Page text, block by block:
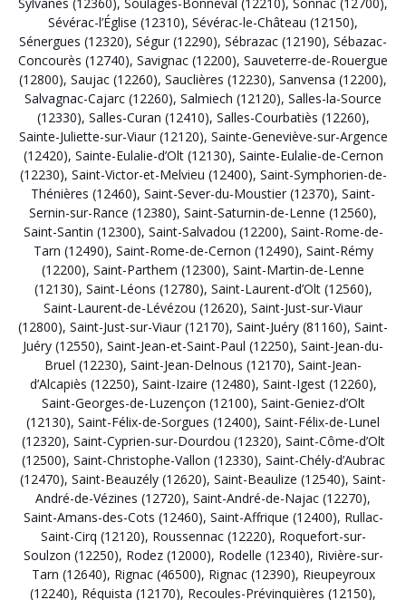
Sévérac-l’Église (12310), Sévérac-le-Château (12150),
Sénergues (12320), Ségur (12290), Sébrazac (12190), Sébazac-
Concourès (12740), Savignac (12200), Sauveterre-de-Rouergue
(12800), Saujac (12260), Sauclières (12230), Sanvensa (12200),
Salvagnac-Cajarc (12260), Salmiech (12120), Salles-la-Source
(12330), Salles-Curan (12410), Salles-Courbatiès (12260),
Sainte-Juliette-sur-Viaur (12120), Sainte-Geneviève-sur-Argence
(12420), Sainte-Eulalie-d’Olt (12130), Sainte-Eulalie-de-Cernon
(12230), Saint-Victor-et-Melvieu (12400), Saint-Symphorien-de-
Thénières (12460), Saint-Sever-du-Moustier (12370), Saint-
Sernin-sur-Rance (12380), Saint-Saturnin-de-Lenne (12560),
Saint-Santin (12300), Saint-Salvadou (12200), Saint-Rome-de-
Tarn (12490), Saint-Rome-de-Cernon (12490), Saint-Rémy
(12200), Saint-Parthem (12300), Saint-Martin-de-Lenne
(12130), Saint-Léons (12780), Saint-Laurent-d’Olt (12560),
Saint-Laurent-de-Lévézou (12620), Saint-Just-sur-Viaur
(12800), Saint-Just-sur-Viaur (12170), Saint-Juéry (81160), Saint-
Juéry (12550), Saint-Jean-et-Saint-Paul (12250), Saint-Jean-du-
Bruel (12230), Saint-Jean-Delnous (12170), Saint-Jean-
d’Alcapiès (12250), Saint-Izaire (12480), Saint-Igest (12260),
Saint-Georges-de-Luzençon (12100), Saint-Geniez-d’Olt
(12130), Saint-Félix-de-Sorgues (12400), Saint-Félix-de-Lunel
(12320), Saint-Cyprien-sur-Dourdou (12320), Saint-Côme-d’Olt
(12500), Saint-Christophe-Vallon (12330), Saint-Chély-d’Aubrac
(12470), Saint-Beauzély (12620), Saint-Beaulize (12540), Saint-
André-de-Vézines (12720), Saint-André-de-Najac (12270),
Saint-Amans-des-Cots (12460), Saint-Affrique (12400), Rullac-
Saint-Cirq (12120), Roussennac (12220), Roquefort-sur-
Soulzon (12250), Rodez (12000), Rodelle (12340), Rivière-sur-
Tarn (12640), Rignac (46500), Rignac (12390), Rieupeyroux
(12240), Réquista (12170), Recoules-Prévinquières (12150),